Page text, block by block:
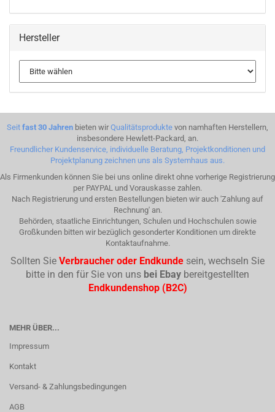
Hersteller
Seit fast 30 Jahren bieten wir Qualitätsprodukte von namhaften Herstellern,
insbesondere Hewlett-Packard, an.
Freundlicher Kundenservice, individuelle Beratung, Projektkonditionen und
Projektplanung zeichnen uns als Systemhaus aus.
Als Firmenkunden können Sie bei uns online direkt ohne vorherige Registrierung
per PAYPAL und Vorauskasse zahlen.
Nach Registrierung und ersten Bestellungen bieten wir auch 'Zahlung auf
Rechnung' an.
Behörden, staatliche Einrichtungen, Schulen und Hochschulen sowie
Großkunden bitten wir bezüglich gesonderter Konditionen um direkte
Kontaktaufnahme.
Sollten Sie Verbraucher oder Endkunde sein, wechseln Sie
bitte in den für Sie von uns bei Ebay bereitgestellten
Endkundenshop (B2C)
MEHR ÜBER...
Impressum
Kontakt
Versand- & Zahlungsbedingungen
AGB